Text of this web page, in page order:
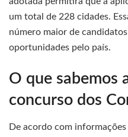
um total de 228 cidades.
número maior de
oportunidades pelo país.
O que sabemos
concurso dos
De acordo com